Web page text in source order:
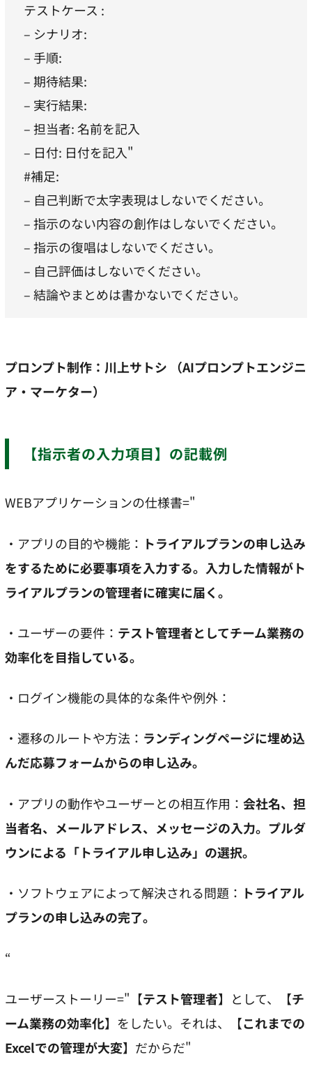
テストケース :
– シナリオ:
– 手順:
– 期待結果:
– 実行結果:
– 担当者: 名前を記入
– 日付: 日付を記入"
#補足:
– 自己判断で太字表現はしないでください。
– 指示のない内容の創作はしないでください。
– 指示の復唱はしないでください。
– 自己評価はしないでください。
– 結論やまとめは書かないでください。
プロンプト制作：川上サトシ （AIプロンプトエンジニ
ア・マーケター）
【指示者の入力項目】の記載例
WEBアプリケーションの仕様書="
・アプリの目的や機能： トライアルプランの申し込み
をするために必要事項を入力する。入力した情報がト
ライアルプランの管理者に確実に届く。
・ユーザーの要件： テスト管理者としてチーム業務の
効率化を目指している。
・ログイン機能の具体的な条件や例外：
・遷移のルートや方法： ランディングページに埋め込
んだ応募フォームからの申し込み。
・アプリの動作やユーザーとの相互作用： 会社名、担
当者名、メールアドレス、メッセージの入力。プルダ
ウンによる「トライアル申し込み」の選択。
・ソフトウェアによって解決される問題： トライアル
プランの申し込みの完了。
“
ユーザーストーリー="【テスト管理者】として、【チ
ーム業務の効率化】をしたい。それは、【これまでの
Excelでの管理が大変】だからだ"